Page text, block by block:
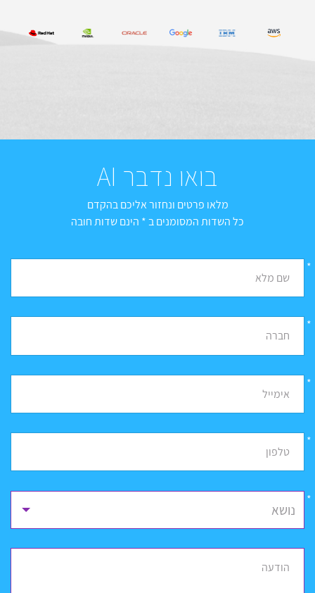
בואו נדבר AI
מלאו פרטים ונחזור אליכם בהקדם
כל השדות המסומנים ב * הינם שדות חובה
שם מלא
*
חברה
*
אימייל
*
טלפון
*
נושא
הודעה